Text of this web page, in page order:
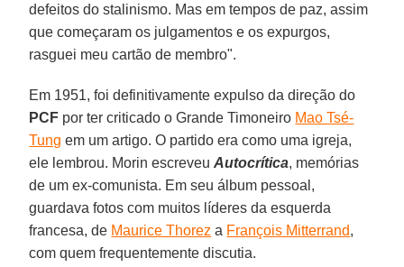
defeitos do stalinismo. Mas em tempos de paz, assim
que começaram os julgamentos e os expurgos,
rasguei meu cartão de membro".
Em 1951, foi definitivamente expulso da direção do
PCF por ter criticado o Grande Timoneiro Mao Tsé-
Tung em um artigo. O partido era como uma igreja,
ele lembrou. Morin escreveuAutocrítica, memórias
de um ex-comunista. Em seu álbum pessoal,
guardava fotos com muitos líderes da esquerda
francesa, de Maurice Thorez a François Mitterrand,
com quem frequentemente discutia.